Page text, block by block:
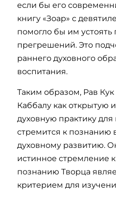
если бы его
книгу «Зоар» с
помогло бы им устоять
прегрешений. Это
раннего духовного
воспитания.
Таким образом, Рав Кук
Каббалу как открытую
духовную практику для
стремится к познанию
духовному развитию.
истинное стремление
познанию Творца
критерием для